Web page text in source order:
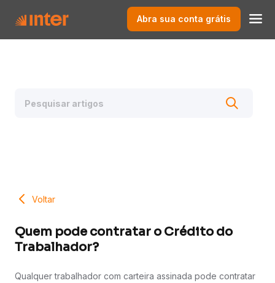
Abra sua conta grátis
Voltar
Quem pode contratar o Crédito do
Trabalhador?
Qualquer trabalhador com carteira assinada pode contratar